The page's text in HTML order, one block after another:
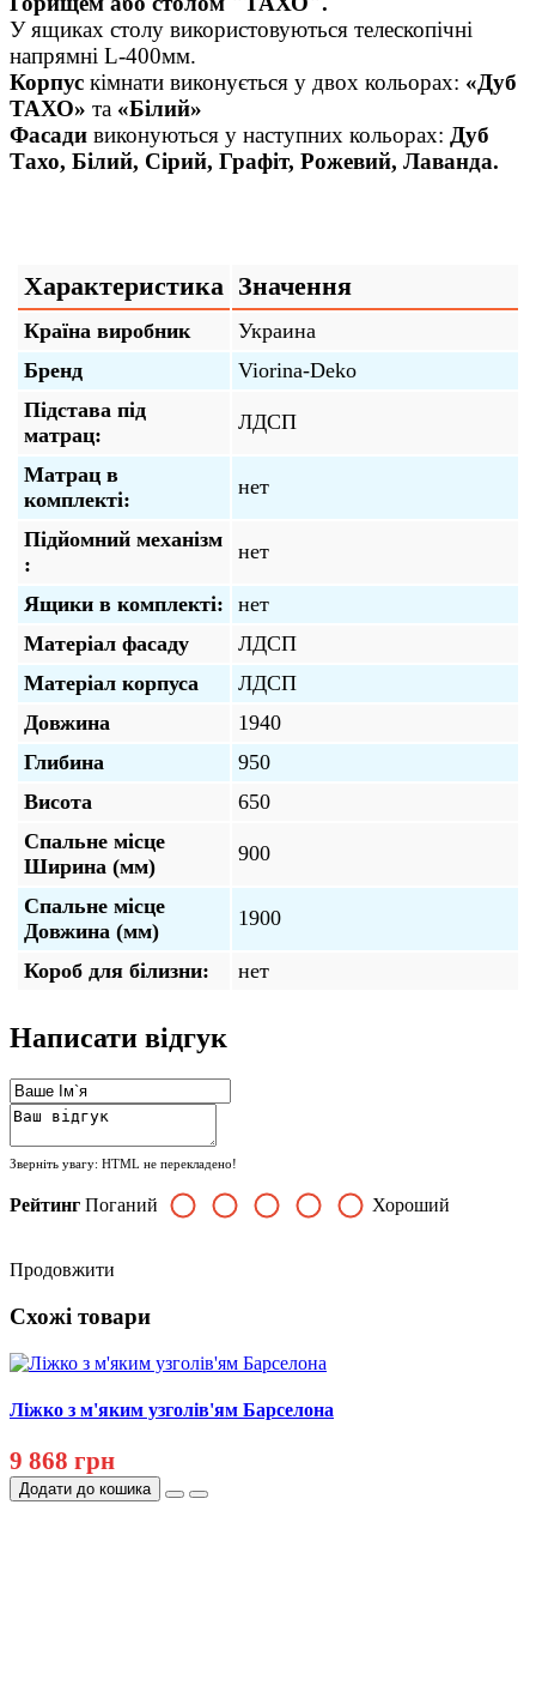
У ящиках столу використовуються телескопічні
напрямні L-400мм.
Корпус кімнати виконується у двох кольорах: «Дуб
ТАХО» та «Білий»
Фасади виконуються у наступних кольорах: Дуб
Тахо, Білий, Сірий, Графіт, Рожевий, Лаванда.
Характеристика Значення
Країна виробник
Украина
Бренд
Viorina-Deko
Підстава під
матрац:
ЛДСП
Матрац в
комплекті:
нет
Підйомний механізм
:
нет
Ящики в комплекті:
нет
Матеріал фасаду
ЛДСП
Матеріал корпуса
ЛДСП
Довжина
1940
Глибина
950
Висота
650
Спальне місце
Ширина (мм)
900
Спальне місце
Довжина (мм)
1900
Короб для білизни: нет
Написати відгук
Зверніть увагу: HTML не перекладено!
Рейтинг Поганий Хороший
Продовжити
Схожі товари
Ліжко з м'яким узголів'ям Барселона
9 868 грн
Додати до кошика